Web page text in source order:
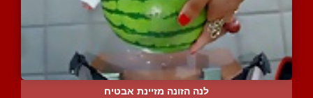
לנה הזונה מזיינת אבטיח